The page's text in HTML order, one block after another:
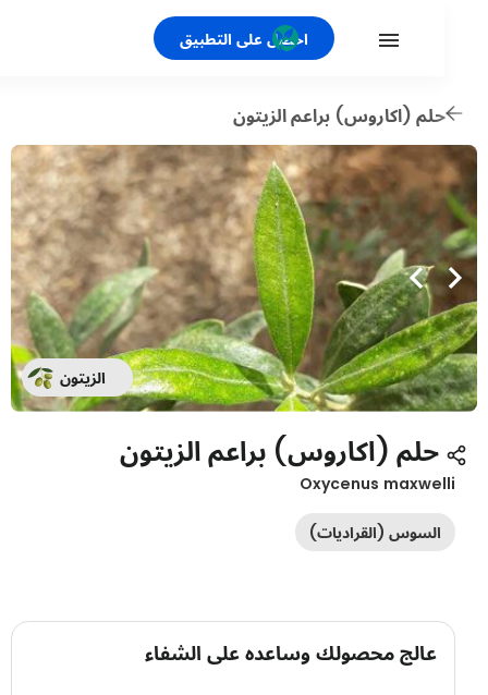
احصل على التطبيق
حلم (اكاروس) براعم الزيتون
الزيتون
حلم (اكاروس) براعم الزيتون
Oxycenus
السوس (القراديات)
عالج محصولك وساعده على الشفاء